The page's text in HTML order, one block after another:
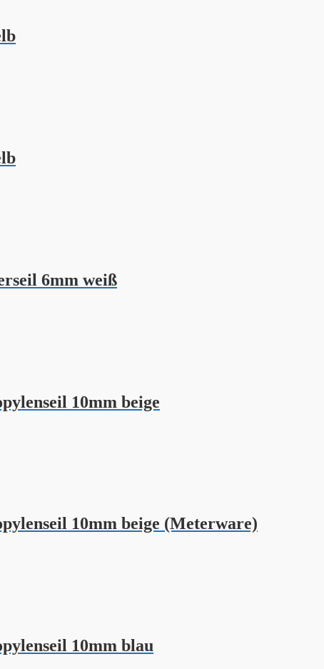
6mm weiß
10mm beige
10mm beige (Meterware)
10mm blau